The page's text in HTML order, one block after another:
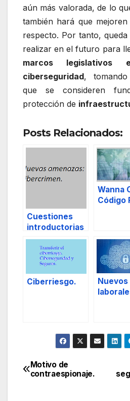
aún más valorada, de lo
también hará que
respecto. Por tanto,
realizar en el futuro para
marcos legislativos
ciberseguridad, tomando
que se consideren
protección de
Posts Relacionados:
Cuestiones
introductorias
a la
Cibersegurida
Wanna
Código
Ciberriesgo.
Navegación
Motivo de
contraespionaje.